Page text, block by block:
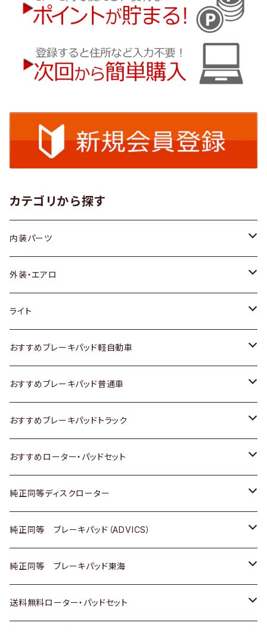
カテゴリから探す
内装パーツ
トヨタ
ホンダ
スズキ
日産
いすゞ
ダイハツ
マツダ
三菱
スバル
日野
外装・エアロ
トヨタ
ホンダ
スズキ
日産
いすゞ
ダイハツ
マツダ
三菱
日野
ライト
トヨタ
スズキ
日産
いすゞ
ダイハツ
三菱
日野
三菱ふそう
おすすめブレーキパッド軽自動車
トヨタ
ホンダ
スズキ
日産
ダイハツ
マツダ
三菱
おすすめブレーキパッド普通車
トヨタ
ホンダ
スズキ
日産
いすゞ
ダイハツ
おすすめブレーキパッドトラック
トヨタ
日産
いすゞ
ダイハツ
マツダ
おすすめローター・パッドセット
トヨタ
ホンダ
スズキ
日産
純正同等ディスクローター
トヨタ
ホンダ
スズキ
純正同等 ブレーキパッド（ADVICS）
トヨタ
ホンダ
純正同等 ブレーキパッド東海
トヨタ
送料無料ローター・パッドセット